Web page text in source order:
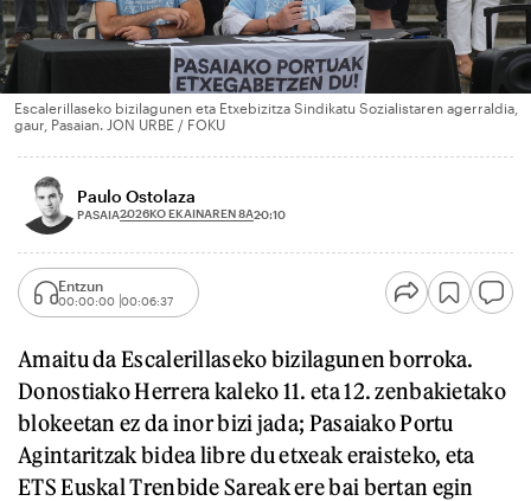
Escalerillaseko bizilagunen eta Etxebizitza Sindikatu Sozialistaren agerraldia,
gaur, Pasaian. JON URBE / FOKU
Paulo Ostolaza
PASAIA2026KO EKAINAREN 8A20:10
Entzun
00:00:00 00:06:37
Amaitu da Escalerillaseko bizilagunen borroka.
Donostiako Herrera kaleko 11. eta 12. zenbakietako
blokeetan ez da inor bizi jada; Pasaiako Portu
Agintaritzak bidea libre du etxeak eraisteko, eta
ETS Euskal Trenbide Sareak ere bai bertan egin